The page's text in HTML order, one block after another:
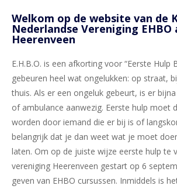
Welkom op de website van de
Nederlandse Vereniging EHBO
Heerenveen
E.H.B.O. is een afkorting voor “Eerste Hulp
gebeuren heel wat ongelukken: op straat,
thuis. Als er een ongeluk gebeurt, is er
of ambulance aanwezig. Eerste hulp moet
worden door iemand die er bij is of
belangrijk dat je dan weet wat je moet
laten. Om op de juiste wijze eerste hulp te
vereniging Heerenveen gestart op 6
geven van EHBO cursussen. Inmiddels is